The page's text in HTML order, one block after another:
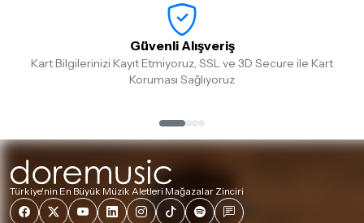
Güvenli Alışveriş
Kart Bilgilerinizi Kayıt Etmiyoruz, SSL ve 3D Secure ile Kart
Koruması Sağlıyoruz
Türkiye'nin En Büyük Müzik Aletleri Mağazalar Zinciri